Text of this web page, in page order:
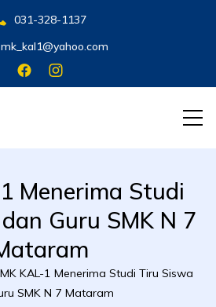
031-328-1137
Menerima Studi
Guru SMK N 7
KAL-1 Menerima Studi Tiru Siswa
SMK N 7 Mataram